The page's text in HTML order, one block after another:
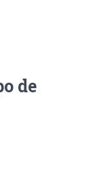
de